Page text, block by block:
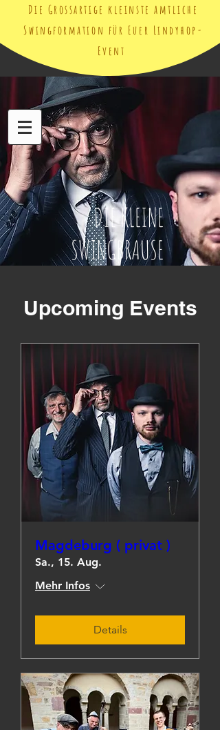
Die Grossartige kleinste amtliche
Swingformation für Euer Lindyhop-
Event
DIE KLEINE
SWINGBRAUSE
Upcoming Events
Magdeburg ( privat )
Sa., 15. Aug.
Mehr Infos
Details